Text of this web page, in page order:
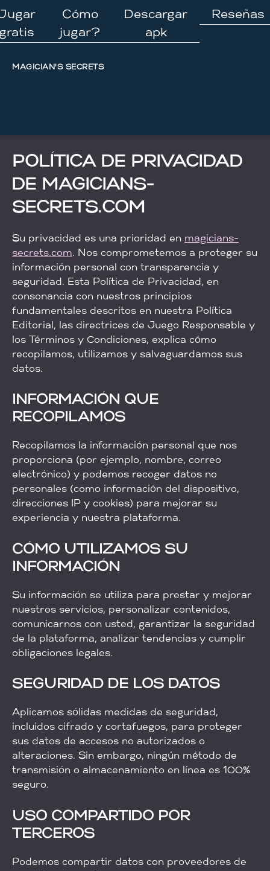
al
contenido
MAGICIAN'S SECRETS
Cómo
jugar?
Descargar
apk
Reseñas
POLÍTICA DE PRIVACIDAD
DE MAGICIANS-
SECRETS.COM
Su privacidad es una prioridad en magicians-
secrets.com. Nos comprometemos a proteger su
información personal con transparencia y
seguridad. Esta Política de Privacidad, en
consonancia con nuestros principios
fundamentales descritos en nuestra Política
Editorial, las directrices de Juego Responsable y
los Términos y Condiciones, explica cómo
recopilamos, utilizamos y salvaguardamos sus
datos.
INFORMACIÓN QUE
RECOPILAMOS
Recopilamos la información personal que nos
proporciona (por ejemplo, nombre, correo
electrónico) y podemos recoger datos no
personales (como información del dispositivo,
direcciones IP y cookies) para mejorar su
experiencia y nuestra plataforma.
CÓMO UTILIZAMOS SU
INFORMACIÓN
Su información se utiliza para prestar y mejorar
nuestros servicios, personalizar contenidos,
comunicarnos con usted, garantizar la seguridad
de la plataforma, analizar tendencias y cumplir
obligaciones legales.
SEGURIDAD DE LOS DATOS
Aplicamos sólidas medidas de seguridad,
incluidos cifrado y cortafuegos, para proteger
sus datos de accesos no autorizados o
alteraciones. Sin embargo, ningún método de
transmisión o almacenamiento en línea es 100%
seguro.
USO COMPARTIDO POR
TERCEROS
Podemos compartir datos con proveedores de